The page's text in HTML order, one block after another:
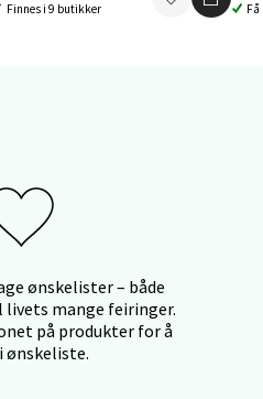
Finnes i 9 butikker
ønskelister – både
mange feiringer.
på produkter for å
ønskeliste.
Thon Senter
Sandvika -
0 i butikk